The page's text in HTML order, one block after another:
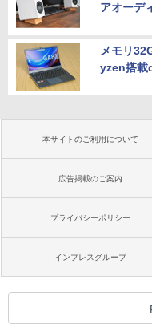
アオーデ
メモリ
yzen搭載
本サイトのご利用について
広告掲載のご案内
プライバシーポリシー
インプレスグループ